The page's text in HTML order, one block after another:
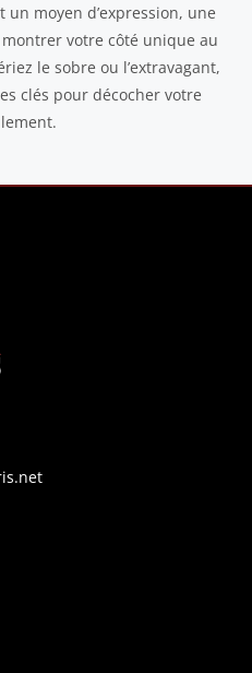
un moyen d’expression, une
votre côté unique au
le sobre ou l’extravagant,
clés pour décocher votre